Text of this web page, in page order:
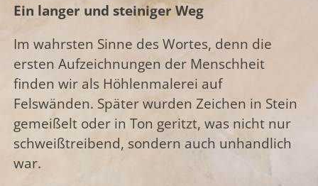
Ein langer und steiniger Weg
Im wahrsten Sinne des Wortes, denn die
ersten Aufzeichnungen der Menschheit
finden wir als Höhlenmalerei auf
Felswänden. Später wurden Zeichen in Stein
gemeißelt oder in Ton geritzt, was nicht nur
schweißtreibend, sondern auch unhandlich
war.